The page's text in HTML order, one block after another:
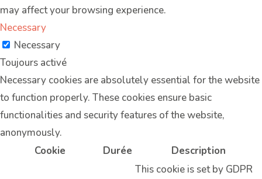
may affect your browsing experience.
Necessary
Necessary
Toujours activé
Necessary cookies are absolutely essential for the website
to function properly. These cookies ensure basic
functionalities and security features of the website,
anonymously.
Cookie
Durée Description
This cookie is set by GDPR